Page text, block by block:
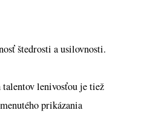
štedrosti a usilovnosti.
talentov lenivosťou je tiež
prikázania